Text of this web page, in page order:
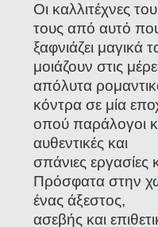
Οι καλλιτέχνες
τους από αυτό
ξαφνιάζει μαγικά
μοιάζουν στις
απόλυτα
κόντρα σε μία
οπού παράλογοι
αυθεντικές και
σπάνιες
Πρόσφατα στην
ένας άξεστος,
ασεβής και